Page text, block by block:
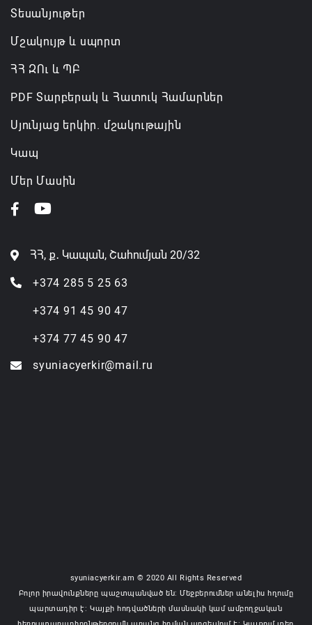
Տեսանյութեր
Մշակույթ և սպորտ
ՀՀ ԶՈւ և ՊԲ
PDF Տարբերակ և Հատուկ Համարներ
Սյունյաց երկիր. մշակութային
Կապ
Մեր Մասին
ՀՀ, ք․ Կապան, Շահումյան 20/32
+374 285 5 25 63
+374 91 45 90 47
+374 77 45 90 47
syuniacyerkir@mail.ru
syuniacyerkir.am © 2020 All Rights Reserved
Բոլոր իրավունքները պաշտպանված են: Մեջբերումներ անելիս հղումը
պարտադիր է: Կայքի հոդվածների մասնակի կամ ամբողջական